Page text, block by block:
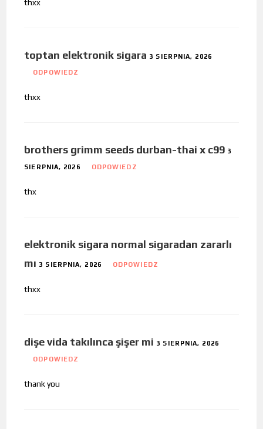
thxx
toptan elektronik sigara 3 SIERPNIA, 2026
ODPOWIEDZ
thxx
brothers grimm seeds durban-thai x c99 3
SIERPNIA, 2026 ODPOWIEDZ
thx
elektronik sigara normal sigaradan zararlı
mı 3 SIERPNIA, 2026 ODPOWIEDZ
thxx
dişe vida takılınca şişer mi 3 SIERPNIA, 2026
ODPOWIEDZ
thank you